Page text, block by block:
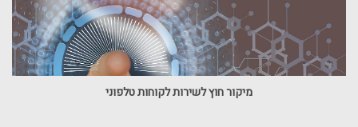
מיקור חוץ לשירות לקוחות טלפוני